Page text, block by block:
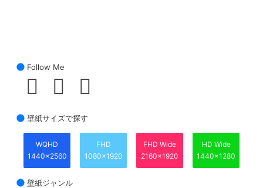
Follow Me
壁紙サイズで探す
WQHD
1440x2560
FHD
1080x1920
FHD Wide
2160x1920
HD Wide
1440x1280
壁紙ジャンル